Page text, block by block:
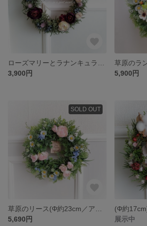
3,900円
5,900円
SOLD OUT
5,690円
展示中